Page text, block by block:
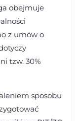
obejmuje
z umów o
tzw. 30%
sposobu